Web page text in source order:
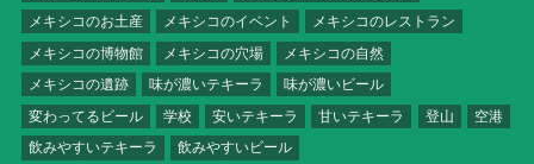
メキシコのお土産
メキシコのイベント
メキシコのレストラン
メキシコの博物館
メキシコの穴場
メキシコの自然
メキシコの遺跡
味が濃いテキーラ
味が濃いビール
変わってるビール
学校 安いテキーラ 甘いテキーラ 登山
空港
飲みやすいテキーラ
飲みやすいビール